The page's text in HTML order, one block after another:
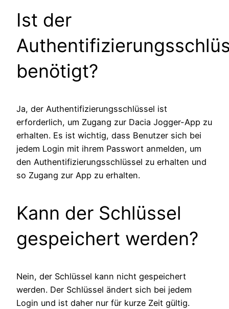
Ist der
benötigt?
Ja, der Authentifizierungsschlüssel ist
erforderlich, um Zugang zur Dacia Jogger-App zu
erhalten. Es ist wichtig, dass Benutzer sich bei
jedem Login mit ihrem Passwort anmelden, um
den Authentifizierungsschlüssel zu erhalten und
so Zugang zur App zu erhalten.
Kann der Schlüssel
gespeichert werden?
Nein, der Schlüssel kann nicht gespeichert
werden. Der Schlüssel ändert sich bei jedem
Login und ist daher nur für kurze Zeit gültig.